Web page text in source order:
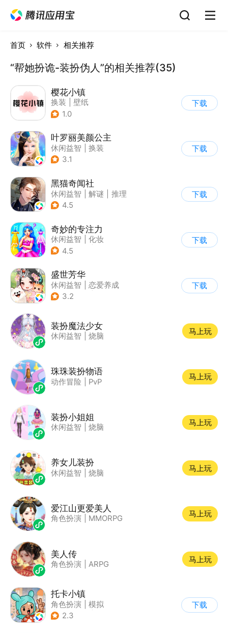
首页 软件 相关推荐
“帮她扮诡-装扮伪人”的相关推荐(35)
樱花小镇
换装
壁纸
1.0
下载
叶罗丽美颜公主
休闲益智
换装
| 动漫改编
3.1
下载
黑猫奇闻社
休闲益智 解谜
推理
| 剧情
4.5
下载
奇妙的专注力
休闲益智
化妆
| 宝宝巴士
4.5
下载
盛世芳华
休闲益智
恋爱养成
| 架空历史
3.2
下载
装扮魔法少女
休闲益智 烧脑
马上玩
珠珠装扮物语
动作冒险 PvP
马上玩
装扮小姐姐
休闲益智 烧脑
马上玩
养女儿装扮
休闲益智 烧脑
马上玩
爱江山更爱美人
角色扮演 MMORPG
马上玩
美人传
角色扮演 ARPG
马上玩
托卡小镇
角色扮演
模拟
| 学习教育
2.3
下载